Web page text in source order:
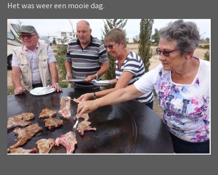
Het was weer een mooie dag.